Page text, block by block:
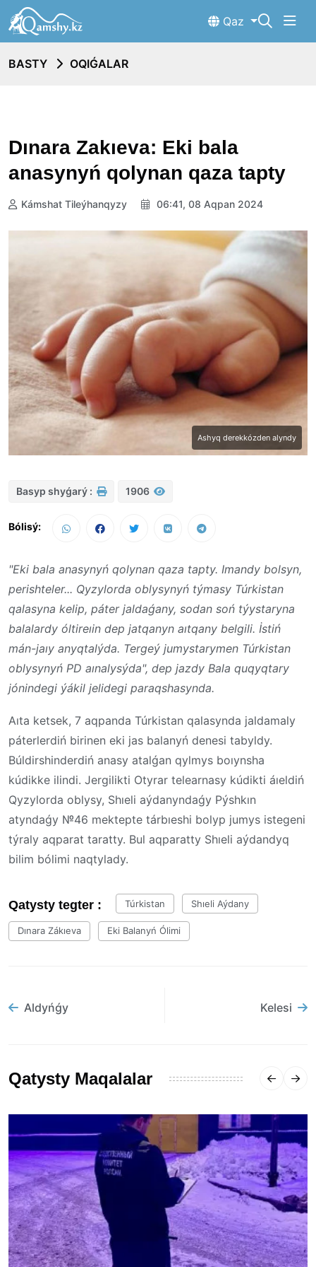
Qaz
BASTY OQIǴALAR
Dınara Zakıeva: Eki bala
anasynyń qolynan qaza tapty
Kámshat Tileýhanqyzy 06:41, 08 Aqpan 2024
Ashyq derekkózden alyndy
Basyp shyǵarý : 1906
Bólisý:
"Eki bala anasynyń qolynan qaza tapty. Imandy bolsyn,
perishteler... Qyzylorda oblysynyń týmasy Túrkistan
qalasyna kelip, páter jaldaǵany, sodan soń týystaryna
balalardy óltireıin dep jatqanyn aıtqany belgili. İstiń
mán-jaıy anyqtalýda. Tergeý jumystarymen Túrkistan
oblysynyń PD aınalysýda", dep jazdy Bala quqyqtary
jónindegi ýákil jelidegi paraqshasynda.
Aıta ketsek, 7 aqpanda Túrkistan qalasynda jaldamaly
páterlerdiń birinen eki jas balanyń denesi tabyldy.
Búldirshinderdiń anasy atalǵan qylmys boıynsha
kúdikke ilindi. Jergilikti Otyrar telearnasy kúdikti áıeldiń
Qyzylorda oblysy, Shıeli aýdanyndaǵy Pýshkın
atyndaǵy №46 mektepte tárbıeshi bolyp jumys istegeni
týraly aqparat taratty. Bul aqparatty Shıeli aýdandyq
bilim bólimi naqtylady.
Qatysty tegter : Túrkistan Shıeli Aýdany
Dınara Zákıeva Eki Balanyń Ólimi
Aldyńǵy Kelesi
Qatysty Maqalalar